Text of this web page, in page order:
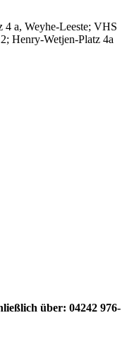
4 a, Weyhe-Leeste; VHS
Henry-Wetjen-Platz 4a
über: 04242 976-